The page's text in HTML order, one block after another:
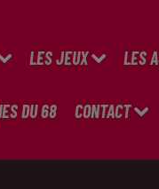
LES JEUX LES
DU 68 CONTACT